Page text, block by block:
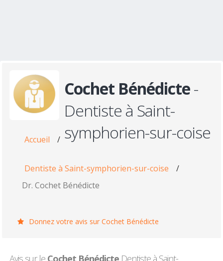
Cochet Bénédicte-
Dentiste à Saint-
symphorien-sur-coise
Accueil /
Dentiste à Saint-symphorien-sur-coise
/
Dr. Cochet Bénédicte
Donnez votre avis sur Cochet Bénédicte
Avis sur le Cochet Bénédicte Dentiste à Saint-